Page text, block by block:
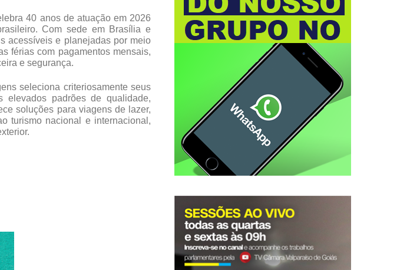
40 anos de atuação em 2026
Com sede em Brasília e
acessíveis e planejadas por meio
férias com pagamentos mensais,
e segurança.
seleciona criteriosamente seus
elevados padrões de qualidade,
soluções para viagens de lazer,
turismo nacional e internacional,